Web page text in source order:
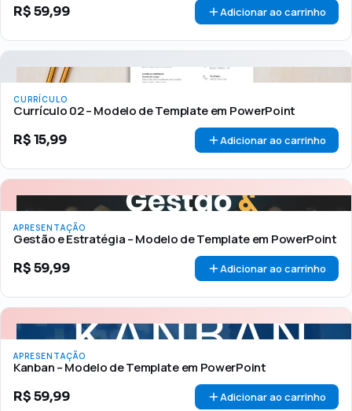
R$59,99 Adicionar ao carrinho
CURRÍCULO
Currículo 02 – Modelo de Template em PowerPoint
R$15,99 Adicionar ao carrinho
APRESENTAÇÃO
Gestão e Estratégia – Modelo de Template em PowerPoint
R$59,99 Adicionar ao carrinho
APRESENTAÇÃO
Kanban – Modelo de Template em PowerPoint
R$59,99 Adicionar ao carrinho